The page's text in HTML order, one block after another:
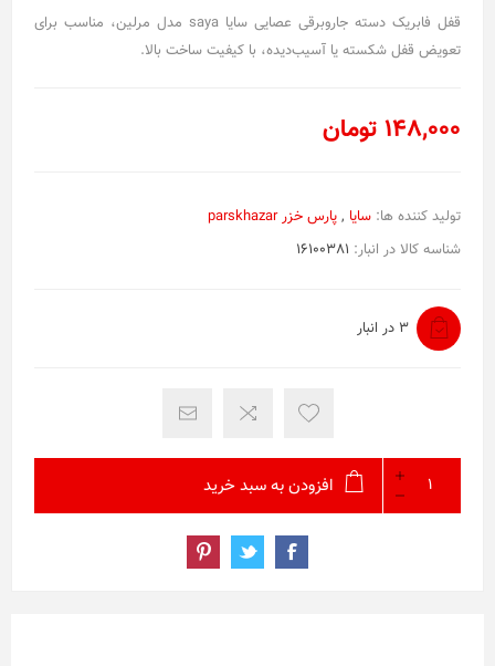
قفل فابریک دسته جاروبرقی عصایی سایا saya مدل مرلین، مناسب برای
تعویض قفل شکسته یا آسیب‌دیده، با کیفیت ساخت بالا.
148,000 تومان
تولید کننده ها: سایا , پارس خزر parskhazar
شناسه کالا در انبار: 16100381
3 در انبار
افزودن به سبد خرید